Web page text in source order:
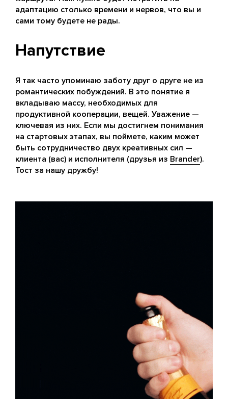
адаптацию столько времени и нервов, что вы и
сами тому будете не рады.
Напутствие
Я так часто упоминаю заботу друг о друге не из
романтических побуждений. В это понятие я
вкладываю массу, необходимых для
продуктивной кооперации, вещей. Уважение —
ключевая из них. Если мы достигнем понимания
на стартовых этапах, вы поймете, каким может
быть сотрудничество двух креативных сил —
клиента (вас) и исполнителя (друзья из Brander).
Тост за нашу дружбу!